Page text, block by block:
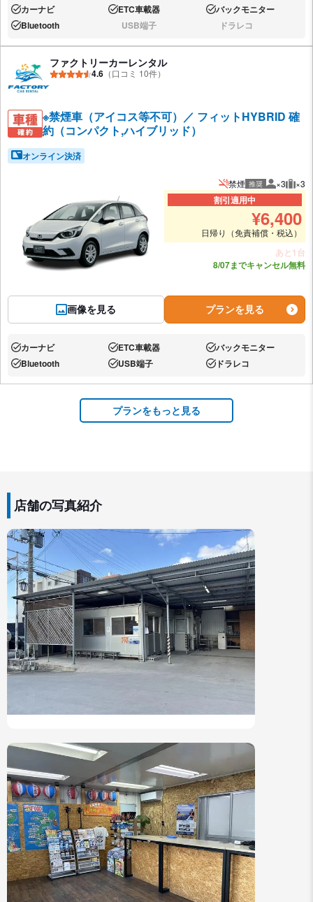
あり:カーナビ あり:ETC車載器 あり:バックモニター
あり:Bluetooth なし:USB端子 なし:ドラレコ
ファクトリーカーレンタル
4.6 （口コミ 10件）
※禁煙車（アイコス等不可）／ フィットHYBRID 確
約（コンパクト,ハイブリッド）
オンライン決済
画像を見る
禁煙 推奨 推奨人数
×3 推
×3
割引適用中
¥6,400
日帰り（免責補償・税込）
あと1台
8/07までキャンセル無料
プランを見る
あり:カーナビ あり:ETC車載器 あり:バックモニター
あり:Bluetooth あり:USB端子 あり:ドラレコ
プランをもっと見る
店舗の写真紹介